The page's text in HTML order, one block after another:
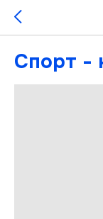
Спорт -